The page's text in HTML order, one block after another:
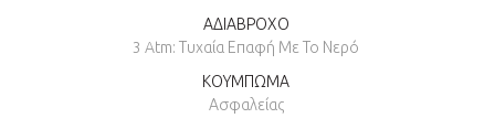
ΑΔΙΑΒΡΟΧΟ
3 Atm: Τυχαία Επαφή Με Το Νερό
ΚΟΥΜΠΩΜΑ
Ασφαλείας